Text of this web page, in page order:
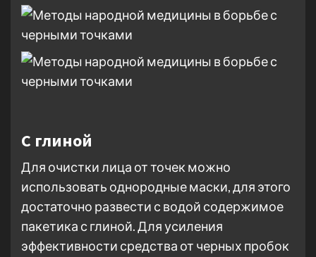
С глиной
Для очистки лица от точек можно
использовать однородные маски, для этого
достаточно развести с водой содержимое
пакетика с глиной. Для усиления
эффективности средства от черных пробок